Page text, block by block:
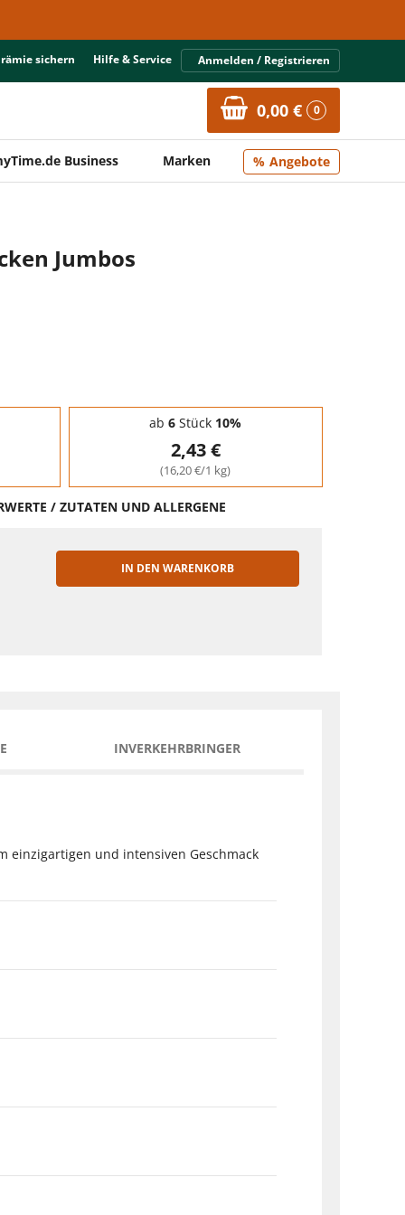
sichern Hilfe & Service Anmelden / Registrieren
0,00 € 0
Business Marken Angebote
Jumbos
ab 6 Stück 10%
2,43 €
(16,20 €/1 kg)
/ ZUTATEN UND ALLERGENE
IN DEN WARENKORB
INVERKEHRBRINGER
einzigartigen und intensiven Geschmack